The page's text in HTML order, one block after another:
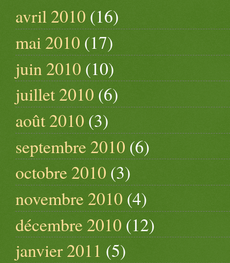
avril 2010 (16)
mai 2010 (17)
juin 2010 (10)
juillet 2010 (6)
août 2010 (3)
septembre 2010 (6)
octobre 2010 (3)
novembre 2010 (4)
décembre 2010 (12)
janvier 2011 (5)